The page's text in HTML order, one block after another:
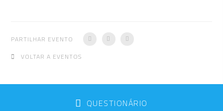
VOLTAR A EVENTOS
PARTILHAR EVENTO
QUESTIONÁRIO